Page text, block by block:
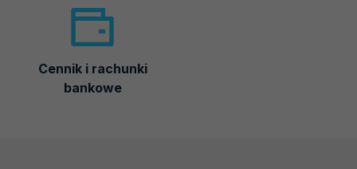
Cennik i rachunki
bankowe